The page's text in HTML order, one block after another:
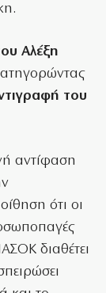
Αλέξη
του
αντίφαση
ότι οι
διαθέτει